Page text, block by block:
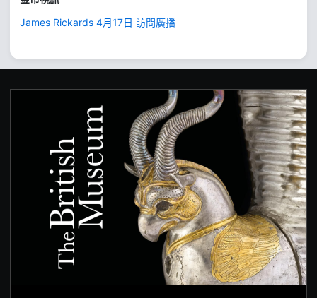
James Rickards 4月17日 訪問廣播